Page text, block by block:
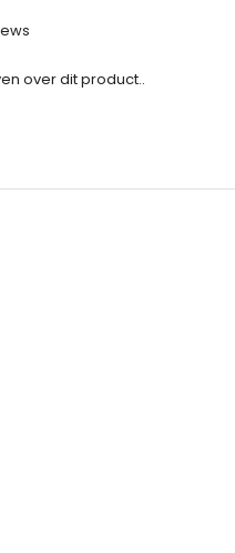
over dit product..